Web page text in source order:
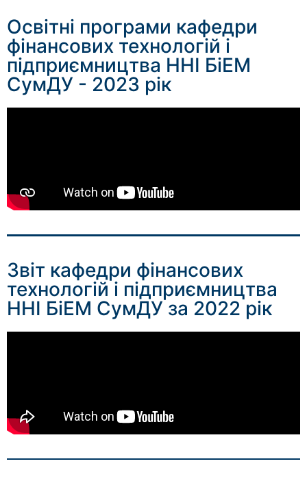
Освітні програми кафедри
фінансових технологій і
підприємництва ННІ БіЕМ
СумДУ - 2023 рік
Звіт кафедри фінансових
технологій і підприємництва
ННІ БіЕМ СумДУ за 2022 рік